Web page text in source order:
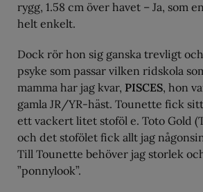
rygg, 1.58 cm över havet – Ja, som
helt enkelt.
Dock rör hon sig ganska trevligt
psyke som passar vilken ridskola
mamma har jag kvar, PISCES, hon
gamla JR/YR-häst. Tounette fick
ett vackert litet stoföl e. Toto Gold
och det stofölet fick allt jag
Till Tounette behöver jag storlek
”ponnylook”.